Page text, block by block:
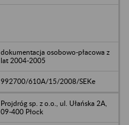
dokumentacja osobowo-płacowa z
lat 2004-2005
992700/610A/15/2008/SEKe
Projdróg sp. z o.o., ul. Ułańska 2A,
09-400 Płock